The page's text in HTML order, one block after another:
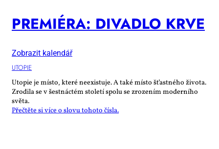
PRE­MI­É­RA: DI­VA­DLO KR­VE
Zobrazit kalendář
UTO­PIE
Utopie je místo, které neexistuje. A také místo šťastného života.
Zrodila se v šestnáctém století spolu se zrozením moderního
světa.
Přečtěte si více o slovu tohoto čísla.